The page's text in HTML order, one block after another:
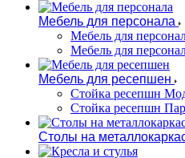
Мебель для персонала
Мебель для
Мебель для
Мебель для ресепшен
Стойка ресепшн
Стойка ресепшн
Столы на